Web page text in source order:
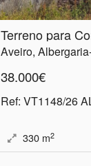
Terreno para
38.000€
Ref: VT1148/26
330 m2